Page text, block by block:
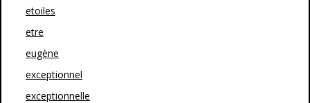
etoiles
etre
eugène
exceptionnel
exceptionnelle